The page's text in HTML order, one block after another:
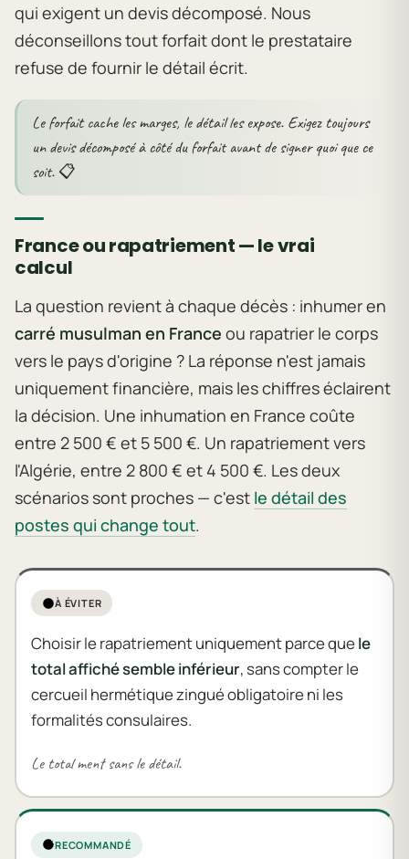
qui exigent un devis décomposé. Nous
déconseillons tout forfait dont le prestataire
refuse de fournir le détail écrit.
Le forfait cache les marges, le détail les expose. Exigez toujours
un devis décomposé à côté du forfait avant de signer quoi que ce
soit. 📋
France ou rapatriement — le vrai
calcul
La question revient à chaque décès : inhumer en
carré musulman en France ou rapatrier le corps
vers le pays d'origine ? La réponse n'est jamais
uniquement financière, mais les chiffres éclairent
la décision. Une inhumation en France coûte
entre 2 500 € et 5 500 €. Un rapatriement vers
l'Algérie, entre 2 800 € et 4 500 €. Les deux
scénarios sont proches — c'est le détail des
postes qui change tout.
À ÉVITER
Choisir le rapatriement uniquement parce quele
total affiché semble inférieur, sans compter le
cercueil hermétique zingué obligatoire ni les
formalités consulaires.
Le total ment sans le détail.
RECOMMANDÉ